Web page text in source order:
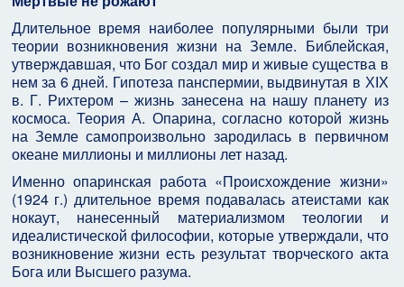
Длительное время наиболее популярными были три
теории возникновения жизни на Земле. Библейская,
утверждавшая, что Бог создал мир и живые существа в
нем за 6 дней. Гипотеза панспермии, выдвинутая в ХІХ
в. Г. Рихтером – жизнь занесена на нашу планету из
космоса. Теория А. Опарина, согласно которой жизнь
на Земле самопроизвольно зародилась в первичном
океане миллионы и миллионы лет назад.
Именно опаринская работа «Происхождение жизни»
(1924 г.) длительное время подавалась атеистами как
нокаут, нанесенный материализмом теологии и
идеалистической философии, которые утверждали, что
возникновение жизни есть результат творческого акта
Бога или Высшего разума.